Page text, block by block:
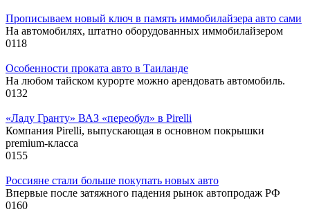
Прописываем новый ключ в память иммобилайзера авто сами
На автомобилях, штатно оборудованных иммобилайзером
0118
Особенности проката авто в Таиланде
На любом тайском курорте можно арендовать автомобиль.
0132
«Ладу Гранту» ВАЗ «переобул» в Pirelli
Компания Pirelli, выпускающая в основном покрышки
premium-класса
0155
Россияне стали больше покупать новых авто
Впервые после затяжного падения рынок автопродаж РФ
0160